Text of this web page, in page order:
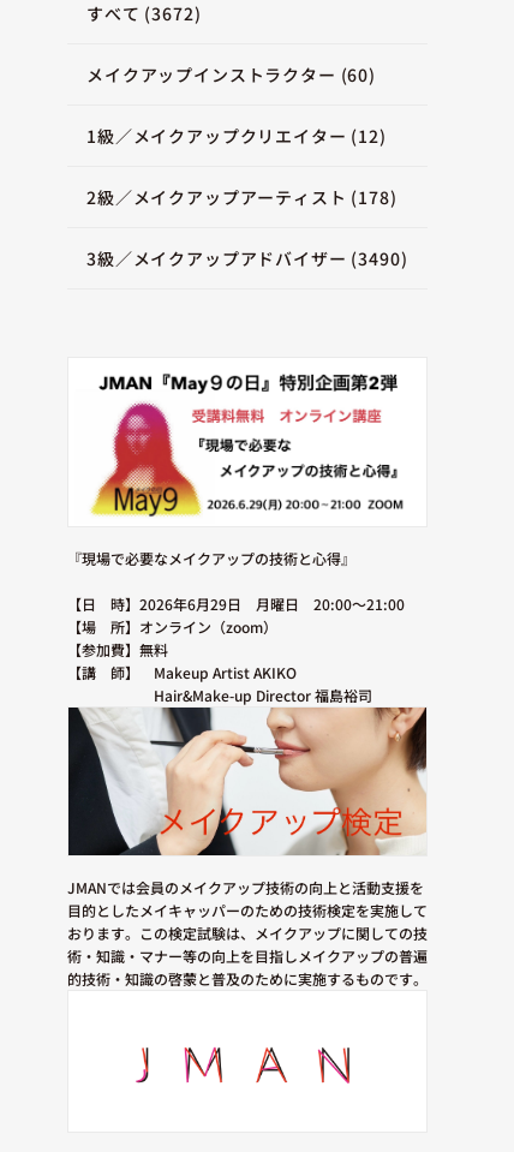
すべて (3672)
メイクアップインストラクター (60)
1級／メイクアップクリエイター (12)
2級／メイクアップアーティスト (178)
3級／メイクアップアドバイザー (3490)
『現場で必要なメイクアップの技術と心得』
【日 時】2026年6月29日 月曜日 20:00〜21:00
【場 所】オンライン（zoom）
【参加費】無料
【講 師】 Makeup Artist AKIKO
Hair&Make-up Director 福島裕司
JMANでは会員のメイクアップ技術の向上と活動支援を
目的としたメイキャッパーのための技術検定を実施して
おります。この検定試験は、メイクアップに関しての技
術・知識・マナー等の向上を目指しメイクアップの普遍
的技術・知識の啓蒙と普及のために実施するものです。